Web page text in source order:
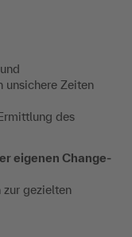
unsichere Zeiten
des
eigenen Change-
zur gezielten